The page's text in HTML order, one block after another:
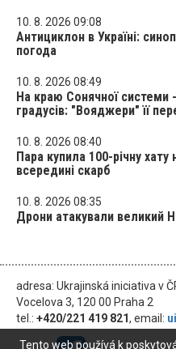
10. 8. 2026 09:08
Антициклон в Україні:
погода
10. 8. 2026 08:49
На краю Сонячної системи
градусів: "Вояджери" її
10. 8. 2026 08:40
Пара купила 100-річну
всередині скарб
10. 8. 2026 08:35
Дрони атакували великий
adresa: Ukrajinská iniciativa v
Vocelova 3, 120 00 Praha 2
tel.: +420/221 419 821, email:
Tento web používá k